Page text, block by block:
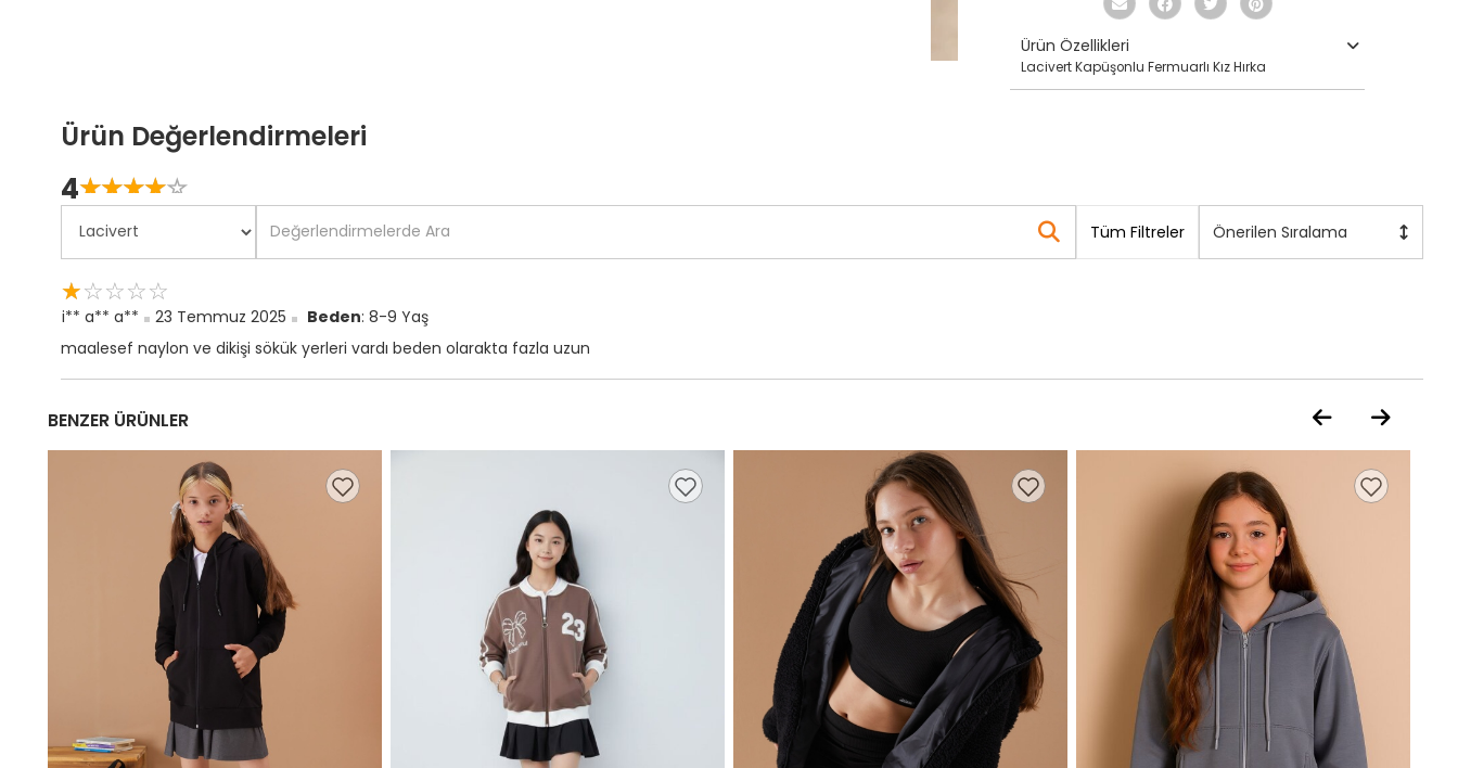
Ürün Özellikleri
Lacivert Kapüşonlu Fermuarlı Kız Hırka
Ürün Değerlendirmeleri
4☆☆☆☆☆
★★★★★
Tüm Filtreler Önerilen Sıralama
☆☆☆☆☆
★★★★★
i** a** a** 23 Temmuz 2025 Beden: 8-9 Yaş
maalesef naylon ve dikişi sökük yerleri vardı beden olarakta fazla uzun
BENZER ÜRÜNLER